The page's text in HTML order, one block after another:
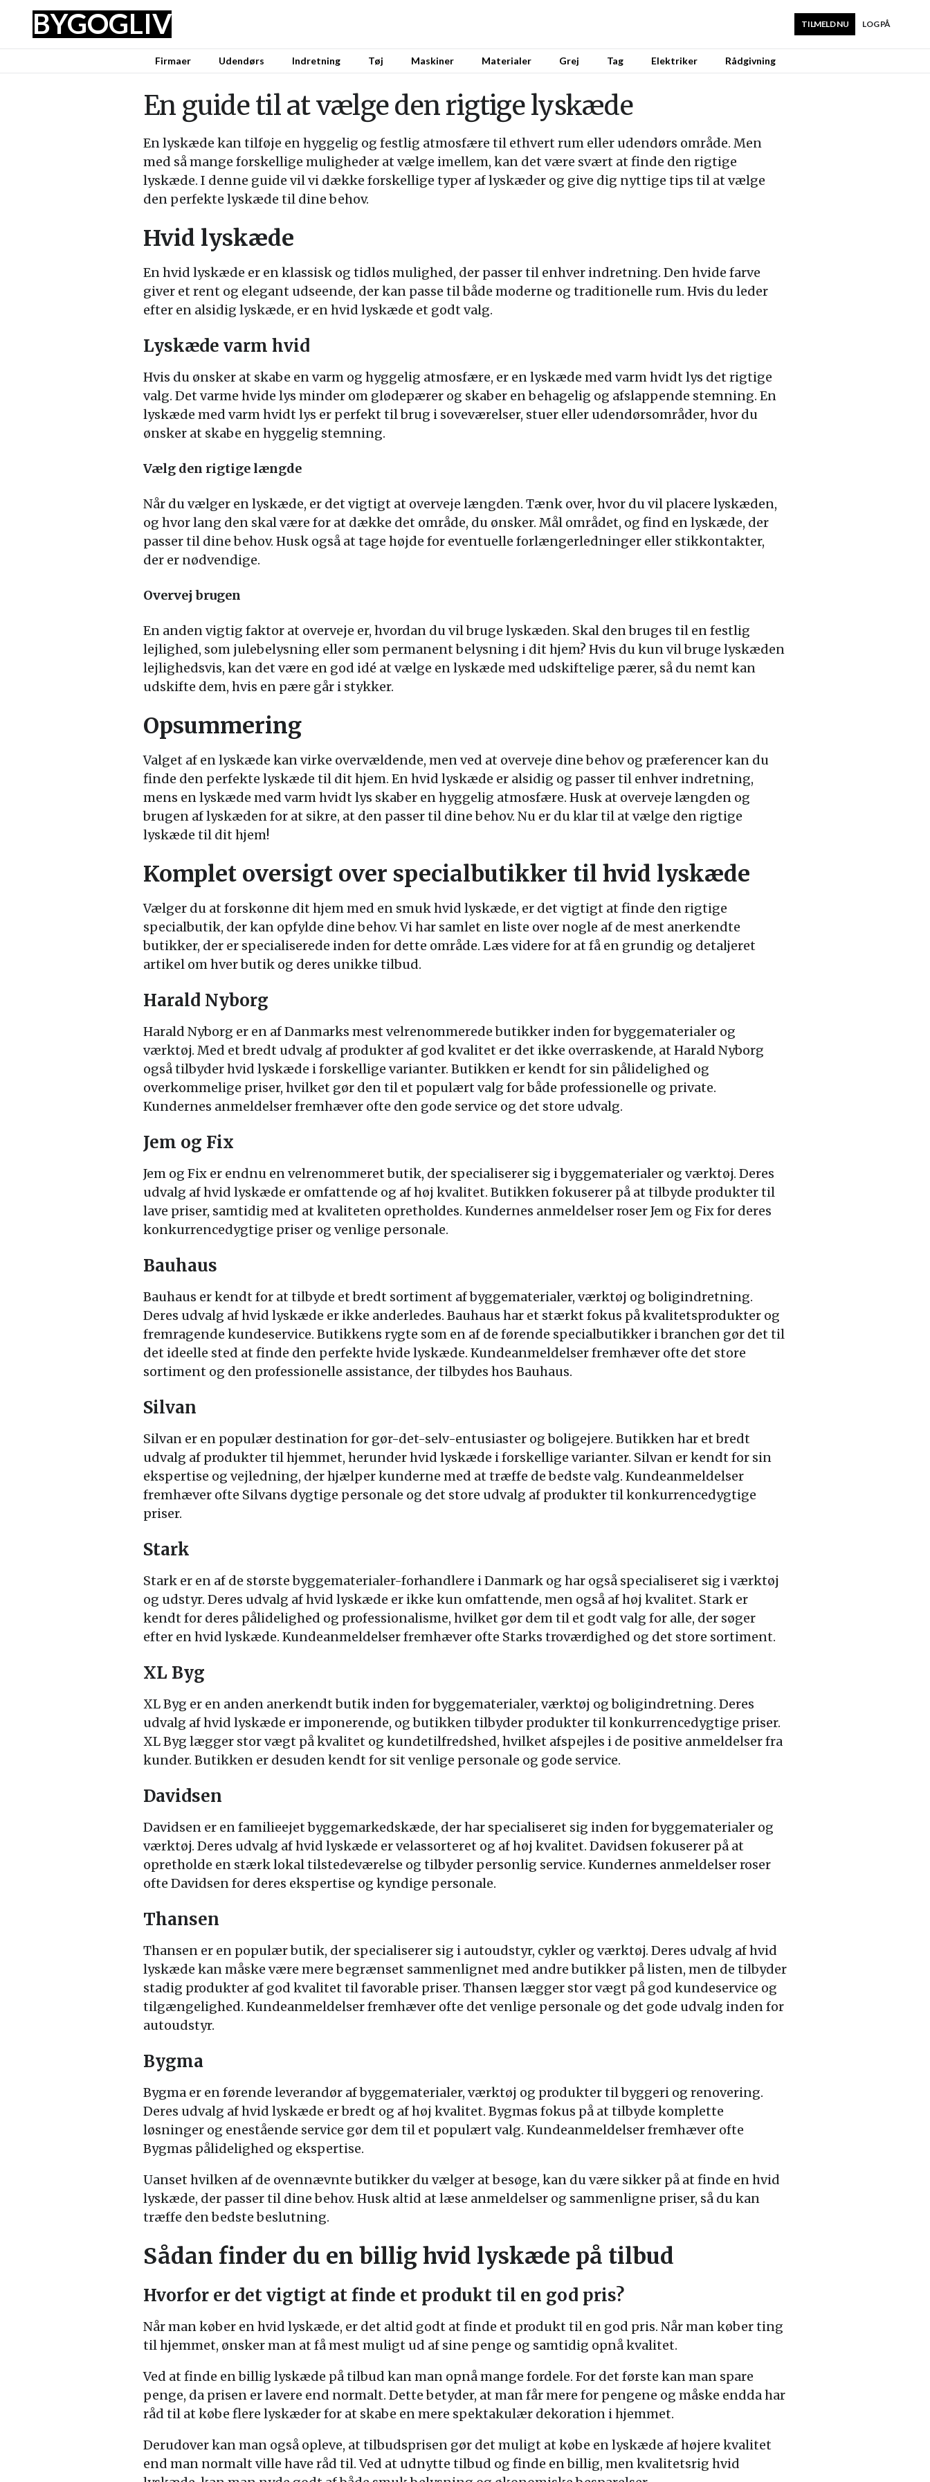
BYGOGLIV LOG PÅ
TILMELD NU
Firmaer Udendørs Indretning Tøj Maskiner Materialer Grej Tag Elektriker Rådgivning
En guide til at vælge den rigtige lyskæde
En lyskæde kan tilføje en hyggelig og festlig atmosfære til ethvert rum eller udendørs område. Men
med så mange forskellige muligheder at vælge imellem, kan det være svært at finde den rigtige
lyskæde. I denne guide vil vi dække forskellige typer af lyskæder og give dig nyttige tips til at vælge
den perfekte lyskæde til dine behov.
Hvid lyskæde
En hvid lyskæde er en klassisk og tidløs mulighed, der passer til enhver indretning. Den hvide farve
giver et rent og elegant udseende, der kan passe til både moderne og traditionelle rum. Hvis du leder
efter en alsidig lyskæde, er en hvid lyskæde et godt valg.
Lyskæde varm hvid
Hvis du ønsker at skabe en varm og hyggelig atmosfære, er en lyskæde med varm hvidt lys det rigtige
valg. Det varme hvide lys minder om glødepærer og skaber en behagelig og afslappende stemning. En
lyskæde med varm hvidt lys er perfekt til brug i soveværelser, stuer eller udendørsområder, hvor du
ønsker at skabe en hyggelig stemning.
Vælg den rigtige længde
Når du vælger en lyskæde, er det vigtigt at overveje længden. Tænk over, hvor du vil placere lyskæden,
og hvor lang den skal være for at dække det område, du ønsker. Mål området, og find en lyskæde, der
passer til dine behov. Husk også at tage højde for eventuelle forlængerledninger eller stikkontakter,
der er nødvendige.
Overvej brugen
En anden vigtig faktor at overveje er, hvordan du vil bruge lyskæden. Skal den bruges til en festlig
lejlighed, som julebelysning eller som permanent belysning i dit hjem? Hvis du kun vil bruge lyskæden
lejlighedsvis, kan det være en god idé at vælge en lyskæde med udskiftelige pærer, så du nemt kan
udskifte dem, hvis en pære går i stykker.
Opsummering
Valget af en lyskæde kan virke overvældende, men ved at overveje dine behov og præferencer kan du
finde den perfekte lyskæde til dit hjem. En hvid lyskæde er alsidig og passer til enhver indretning,
mens en lyskæde med varm hvidt lys skaber en hyggelig atmosfære. Husk at overveje længden og
brugen af lyskæden for at sikre, at den passer til dine behov. Nu er du klar til at vælge den rigtige
lyskæde til dit hjem!
Komplet oversigt over specialbutikker til hvid lyskæde
Vælger du at forskønne dit hjem med en smuk hvid lyskæde, er det vigtigt at finde den rigtige
specialbutik, der kan opfylde dine behov. Vi har samlet en liste over nogle af de mest anerkendte
butikker, der er specialiserede inden for dette område. Læs videre for at få en grundig og detaljeret
artikel om hver butik og deres unikke tilbud.
Harald Nyborg
Harald Nyborg er en af Danmarks mest velrenommerede butikker inden for byggematerialer og
værktøj. Med et bredt udvalg af produkter af god kvalitet er det ikke overraskende, at Harald Nyborg
også tilbyder hvid lyskæde i forskellige varianter. Butikken er kendt for sin pålidelighed og
overkommelige priser, hvilket gør den til et populært valg for både professionelle og private.
Kundernes anmeldelser fremhæver ofte den gode service og det store udvalg.
Jem og Fix
Jem og Fix er endnu en velrenommeret butik, der specialiserer sig i byggematerialer og værktøj. Deres
udvalg af hvid lyskæde er omfattende og af høj kvalitet. Butikken fokuserer på at tilbyde produkter til
lave priser, samtidig med at kvaliteten opretholdes. Kundernes anmeldelser roser Jem og Fix for deres
konkurrencedygtige priser og venlige personale.
Bauhaus
Bauhaus er kendt for at tilbyde et bredt sortiment af byggematerialer, værktøj og boligindretning.
Deres udvalg af hvid lyskæde er ikke anderledes. Bauhaus har et stærkt fokus på kvalitetsprodukter og
fremragende kundeservice. Butikkens rygte som en af de førende specialbutikker i branchen gør det til
det ideelle sted at finde den perfekte hvide lyskæde. Kundeanmeldelser fremhæver ofte det store
sortiment og den professionelle assistance, der tilbydes hos Bauhaus.
Silvan
Silvan er en populær destination for gør-det-selv-entusiaster og boligejere. Butikken har et bredt
udvalg af produkter til hjemmet, herunder hvid lyskæde i forskellige varianter. Silvan er kendt for sin
ekspertise og vejledning, der hjælper kunderne med at træffe de bedste valg. Kundeanmeldelser
fremhæver ofte Silvans dygtige personale og det store udvalg af produkter til konkurrencedygtige
priser.
Stark
Stark er en af de største byggematerialer-forhandlere i Danmark og har også specialiseret sig i værktøj
og udstyr. Deres udvalg af hvid lyskæde er ikke kun omfattende, men også af høj kvalitet. Stark er
kendt for deres pålidelighed og professionalisme, hvilket gør dem til et godt valg for alle, der søger
efter en hvid lyskæde. Kundeanmeldelser fremhæver ofte Starks troværdighed og det store sortiment.
XL Byg
XL Byg er en anden anerkendt butik inden for byggematerialer, værktøj og boligindretning. Deres
udvalg af hvid lyskæde er imponerende, og butikken tilbyder produkter til konkurrencedygtige priser.
XL Byg lægger stor vægt på kvalitet og kundetilfredshed, hvilket afspejles i de positive anmeldelser fra
kunder. Butikken er desuden kendt for sit venlige personale og gode service.
Davidsen
Davidsen er en familieejet byggemarkedskæde, der har specialiseret sig inden for byggematerialer og
værktøj. Deres udvalg af hvid lyskæde er velassorteret og af høj kvalitet. Davidsen fokuserer på at
opretholde en stærk lokal tilstedeværelse og tilbyder personlig service. Kundernes anmeldelser roser
ofte Davidsen for deres ekspertise og kyndige personale.
Thansen
Thansen er en populær butik, der specialiserer sig i autoudstyr, cykler og værktøj. Deres udvalg af hvid
lyskæde kan måske være mere begrænset sammenlignet med andre butikker på listen, men de tilbyder
stadig produkter af god kvalitet til favorable priser. Thansen lægger stor vægt på god kundeservice og
tilgængelighed. Kundeanmeldelser fremhæver ofte det venlige personale og det gode udvalg inden for
autoudstyr.
Bygma
Bygma er en førende leverandør af byggematerialer, værktøj og produkter til byggeri og renovering.
Deres udvalg af hvid lyskæde er bredt og af høj kvalitet. Bygmas fokus på at tilbyde komplette
løsninger og enestående service gør dem til et populært valg. Kundeanmeldelser fremhæver ofte
Bygmas pålidelighed og ekspertise.
Uanset hvilken af de ovennævnte butikker du vælger at besøge, kan du være sikker på at finde en hvid
lyskæde, der passer til dine behov. Husk altid at læse anmeldelser og sammenligne priser, så du kan
træffe den bedste beslutning.
Sådan finder du en billig hvid lyskæde på tilbud
Hvorfor er det vigtigt at finde et produkt til en god pris?
Når man køber en hvid lyskæde, er det altid godt at finde et produkt til en god pris. Når man køber ting
til hjemmet, ønsker man at få mest muligt ud af sine penge og samtidig opnå kvalitet.
Ved at finde en billig lyskæde på tilbud kan man opnå mange fordele. For det første kan man spare
penge, da prisen er lavere end normalt. Dette betyder, at man får mere for pengene og måske endda har
råd til at købe flere lyskæder for at skabe en mere spektakulær dekoration i hjemmet.
Derudover kan man også opleve, at tilbudsprisen gør det muligt at købe en lyskæde af højere kvalitet
end man normalt ville have råd til. Ved at udnytte tilbud og finde en billig, men kvalitetsrig hvid